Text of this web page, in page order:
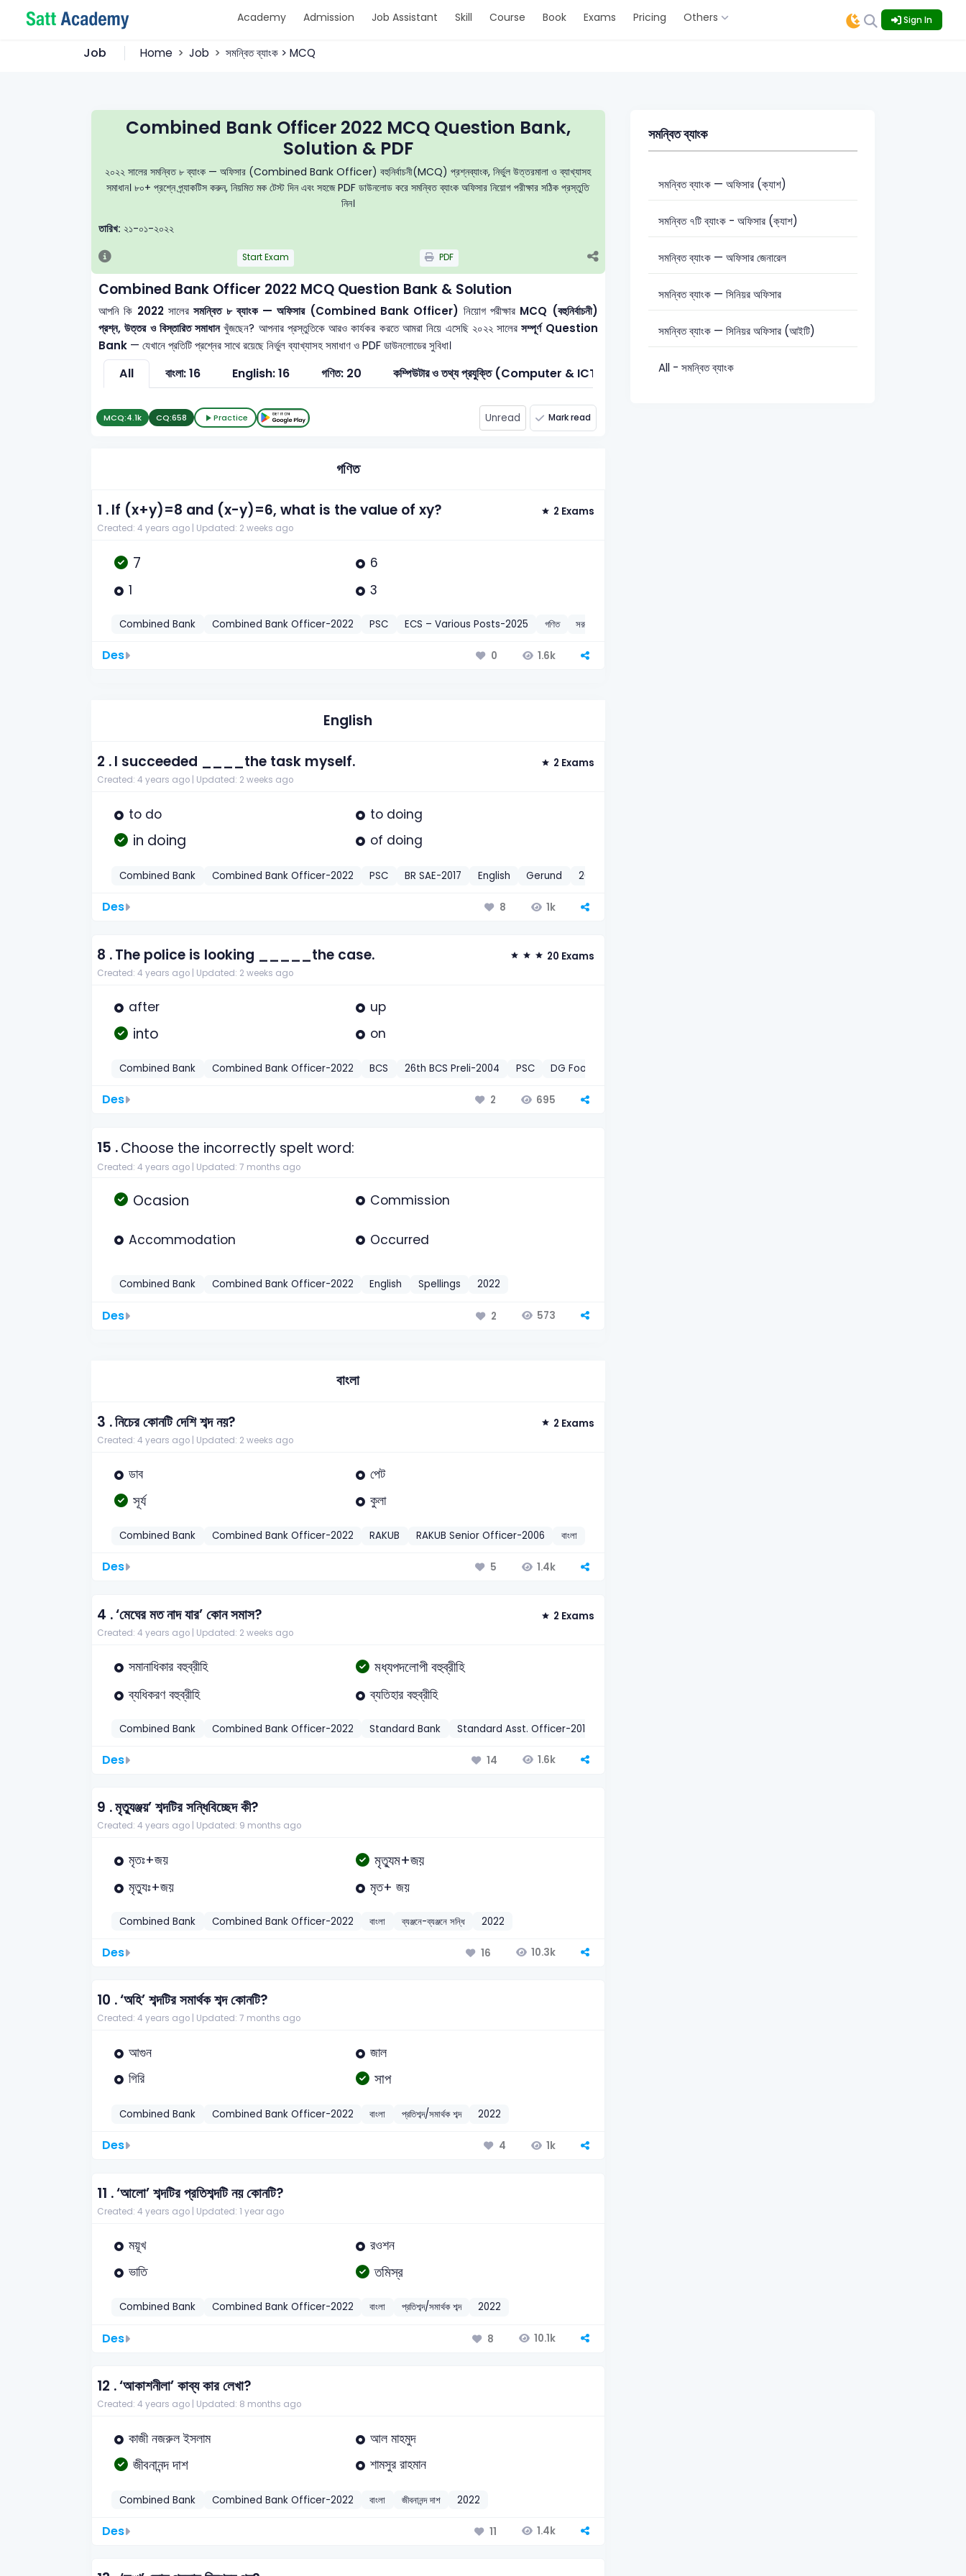
Academy Admission Job Assistant Skill Course Book Exams Pricing Others Sign In
Job Home Job সমন্বিত ব্যাংক > MCQ
Combined Bank Officer 2022 MCQ Question Bank,
Solution & PDF
২০২২ সালের সমন্বিত ৮ ব্যাংক — অফিসার (Combined Bank Officer) বহুনির্বাচনী(MCQ) প্রশ্নব্যাংক, নির্ভুল উত্তরমালা ও ব্যাখ্যাসহ
সমাধান। ৮০+ প্রশ্নে প্র্যাকটিস করুন, নিয়মিত মক টেস্ট দিন এবং সহজে PDF ডাউনলোড করে সমন্বিত ব্যাংক অফিসার নিয়োগ পরীক্ষার সঠিক প্রস্তুতি
নিন।
তারিখ: ২১-০১-২০২২
Start Exam PDF
Combined Bank Officer 2022 MCQ Question Bank & Solution
আপনি কি 2022সালেরসমন্বিত ৮ ব্যাংক — অফিসার (Combined Bank Officer) নিয়োগ পরীক্ষার MCQ (বহুনির্বাচনী)
প্রশ্ন, উত্তর ও বিস্তারিত সমাধানখুঁজছেন? আপনার প্রস্তুতিকে আরও কার্যকর করতে আমরা নিয়ে এসেছি ২০২২ সালেরসম্পূর্ণ Question
Bank — যেখানে প্রতিটি প্রশ্নের সাথে রয়েছে নির্ভুল ব্যাখ্যাসহ সমাধাণ ও PDF ডাউনলোডের সুবিধা।
All বাংলা: 16 English: 16 গণিত: 20 কম্পিউটার ও তথ্য প্রযুক্তি (Computer & ICT): 8 সাধারণ জ্ঞান: 20
MCQ:4.1k CQ:658 Practice Unread Mark read
গণিত
1 .If (x+y)=8 and (x-y)=6, what is the value of xy? 2 Exams
Created: 4 years ago | Updated: 2 weeks ago
7
6
1
3
Combined Bank Combined Bank Officer-2022 PSC ECS – Various Posts-2025 গণিত সরল সমীকরণ (Simple/linear equation)
Des 0 1.6k
English
2 .I succeeded ____the task myself. 2 Exams
Created: 4 years ago | Updated: 2 weeks ago
to do to doing
in doing of doing
Combined Bank Combined Bank Officer-2022 PSC BR SAE-2017 English Gerund 2022
Des 8 1k
8 .The police is looking _____the case. 20 Exams
Created: 4 years ago | Updated: 2 weeks ago
after up
into on
Combined Bank Combined Bank Officer-2022 BCS 26th BCS Preli-2004 PSC DG Food Food Inspector/Auditor-2009
Des 2 695
15 .Choose the incorrectly spelt word:
Created: 4 years ago | Updated: 7 months ago
Ocasion Commission
Accommodation Occurred
Combined Bank Combined Bank Officer-2022 English Spellings 2022
Des 2 573
বাংলা
3 .নিচের কোনটি দেশি শব্দ নয়? 2 Exams
Created: 4 years ago | Updated: 2 weeks ago
ডাব পেট
সূর্য কুলা
Combined Bank Combined Bank Officer-2022 RAKUB RAKUB Senior Officer-2006 বাংলা
Des 5 1.4k
4 .‘মেঘের মত নাদ যার’ কোন সমাস? 2 Exams
Created: 4 years ago | Updated: 2 weeks ago
সমানাধিকার বহুব্রীহি মধ্যপদলোপী বহুব্রীহি
ব্যধিকরণ বহুব্রীহি ব্যতিহার বহুব্রীহি
Combined Bank Combined Bank Officer-2022 Standard Bank Standard Asst. Officer-2012
Des 14 1.6k
9 .মৃত্যুঞ্জয়’ শব্দটির সন্ধিবিচ্ছেদ কী?
Created: 4 years ago | Updated: 9 months ago
মৃতঃ+জয় মৃত্যুম+জয়
মৃত্যুঃ+জয় মৃত+ জয়
Combined Bank Combined Bank Officer-2022 বাংলা ব্যঞ্জনে-ব্যঞ্জনে সন্ধি 2022
Des 16 10.3k
10 .‘অহি’ শব্দটির সমার্থক শব্দ কোনটি?
Created: 4 years ago | Updated: 7 months ago
আগুন
জাল
গিরি
সাপ
Combined Bank Combined Bank Officer-2022 বাংলা প্রতিশব্দ/সমার্থক শব্দ 2022
Des 4 1k
11 .‘আলো’ শব্দটির প্রতিশব্দটি নয় কোনটি?
Created: 4 years ago | Updated: 1 year ago
ময়ূখ
রওশন
ভাতি
তমিস্র
Combined Bank Combined Bank Officer-2022 বাংলা প্রতিশব্দ/সমার্থক শব্দ 2022
Des 8 10.1k
12 .‘আকাশনীলা’ কাব্য কার লেখা?
Created: 4 years ago | Updated: 8 months ago
কাজী নজরুল ইসলাম আল মাহমুদ
জীবনানন্দ দাশ শামসুর রাহমান
Combined Bank Combined Bank Officer-2022 বাংলা জীবনানন্দ দাশ 2022
Des 11 1.4k
সমন্বিত ব্যাংক
সমন্বিত ব্যাংক — অফিসার (ক্যাশ)
সমন্বিত ৭টি ব্যাংক - অফিসার (ক্যাশ)
সমন্বিত ব্যাংক — অফিসার জেনারেল
সমন্বিত ব্যাংক — সিনিয়র অফিসার
সমন্বিত ব্যাংক — সিনিয়র অফিসার (আইটি)
All - সমন্বিত ব্যাংক